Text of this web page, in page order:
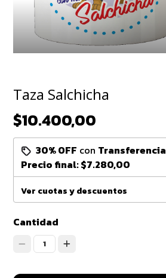
Taza Salchicha
$10.400,00
30% OFF con Transferencia
Precio final:$7.280,00
Ver cuotas y descuentos
Cantidad
1